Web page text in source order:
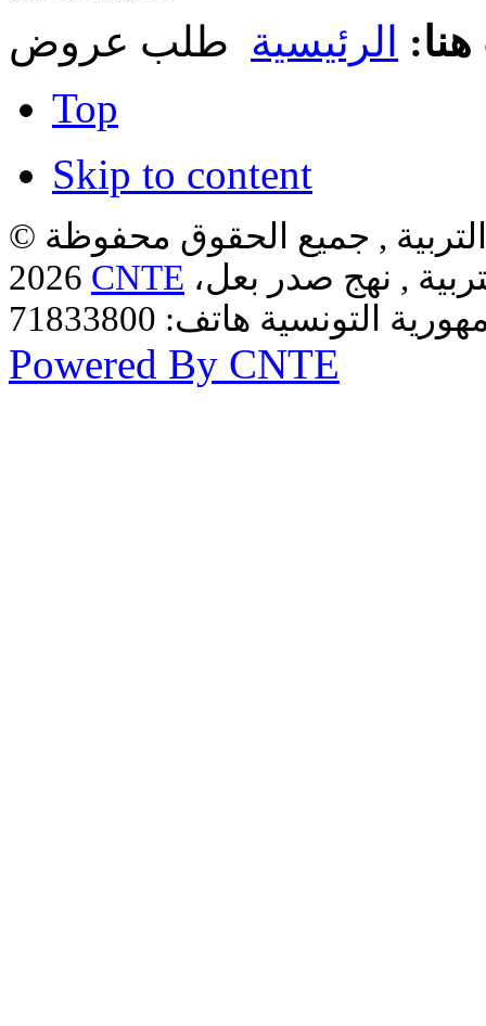
الرئيسية طلب عروض
Top
Skip to content
, جميع الحقوق محفوظة ©
CNTE , نهج صدر بعل،
Powered By CNTE